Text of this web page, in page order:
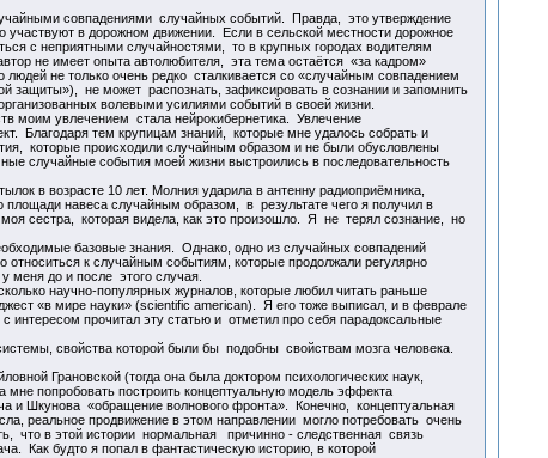
совпадениями случайных событий. Правда, это утверждение
участвуют в дорожном движении. Если в сельской местности дорожное
с неприятными случайностями, то в крупных городах водителям
не имеет опыта автолюбителя, эта тема остаётся «за кадром»
не только очень редко сталкивается со «случайным совпадением
защиты»), не может распознать, зафиксировать в сознании и запомнить
волевыми усилиями событий в своей жизни.
моим увлечением стала нейрокибернетика. Увлечение
Благодаря тем крупицам знаний, которые мне удалось собрать и
которые происходили случайным образом и не были обусловлены
случайные события моей жизни выстроились в последовательность
в возрасте 10 лет. Молния ударила в антенну радиоприёмника,
навеса случайным образом, в результате чего я получил в
сестра, которая видела, как это произошло. Я не терял сознание, но
базовые знания. Однако, одно из случайных совпадений
к случайным событиям, которые продолжали регулярно
меня до и после этого случая.
научно-популярных журналов, которые любил читать раньше
«в мире науки» (scientific american). Я его тоже выписал, и в феврале
прочитал эту статью и отметил про себя парадоксальные
свойства которой были бы подобны свойствам мозга человека.
Грановской (тогда она была доктором психологических наук,
попробовать построить концептуальную модель эффекта
и Шкунова «обращение волнового фронта». Конечно, концептуальная
реальное продвижение в этом направлении могло потребовать очень
что в этой истории нормальная причинно - следственная связь
Как будто я попал в фантастическую историю, в которой